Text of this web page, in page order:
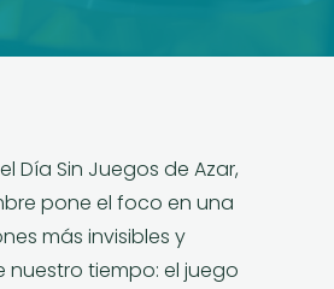
Día Sin Juegos de Azar,
pone el foco en una
más invisibles y
nuestro tiempo: el juego